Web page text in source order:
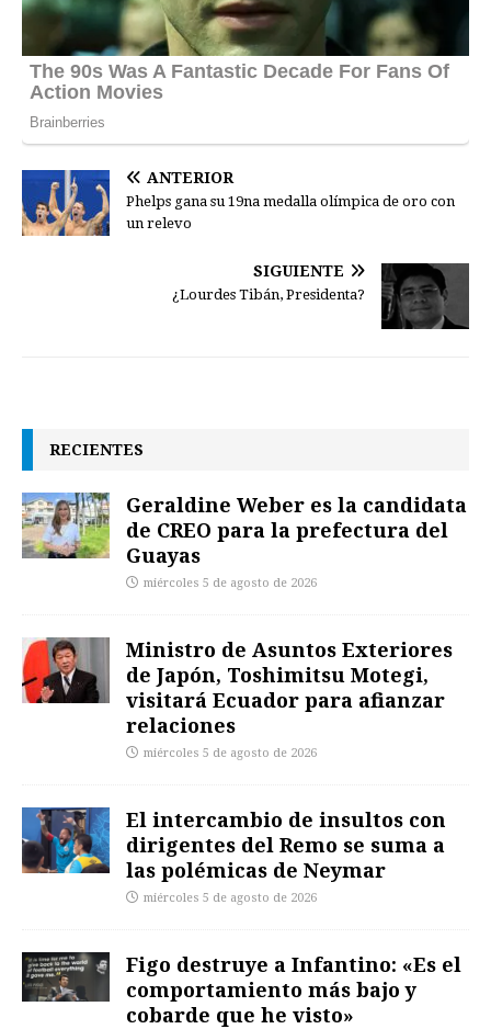
ANTERIOR
Phelps gana su 19na medalla olímpica de oro con
un relevo
SIGUIENTE
¿Lourdes Tibán, Presidenta?
RECIENTES
Geraldine Weber es la candidata
de CREO para la prefectura del
Guayas
miércoles 5 de agosto de 2026
Ministro de Asuntos Exteriores
de Japón, Toshimitsu Motegi,
visitará Ecuador para afianzar
relaciones
miércoles 5 de agosto de 2026
El intercambio de insultos con
dirigentes del Remo se suma a
las polémicas de Neymar
miércoles 5 de agosto de 2026
Figo destruye a Infantino: «Es el
comportamiento más bajo y
cobarde que he visto»